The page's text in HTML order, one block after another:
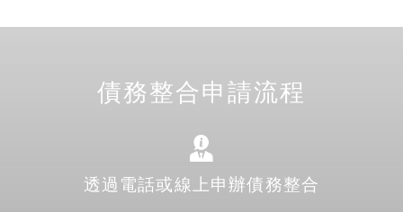
債務整合申請流程
透過電話或線上申辦債務整合